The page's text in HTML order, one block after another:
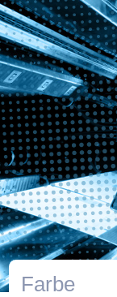
Farbe